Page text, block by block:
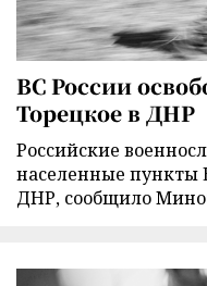
ВС России
Торецкое в ДНР
Российские
населенные пункты
ДНР, сообщило